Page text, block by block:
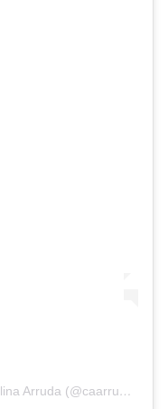
Uma publicação partilhada por Carolina Arruda (@caarrudar)